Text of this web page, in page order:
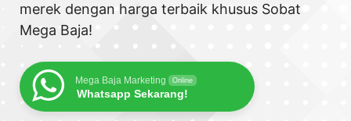
merek dengan harga terbaik khusus Sobat
Mega Baja!
Mega Baja Marketing Online
Whatsapp Sekarang!